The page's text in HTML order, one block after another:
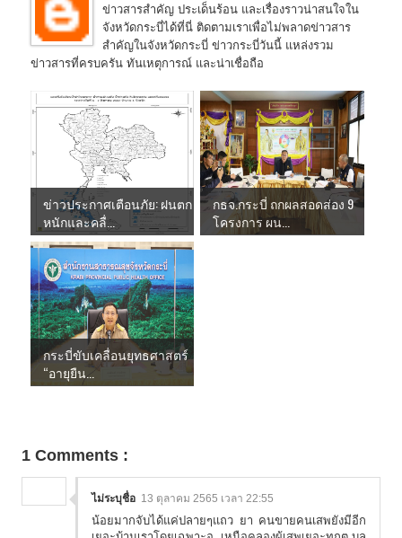
ข่าวสารสำคัญ ประเด็นร้อน และเรื่องราวน่าสนใจใน
จังหวัดกระบี่ได้ที่นี่ ติดตามเราเพื่อไม่พลาดข่าวสาร
สำคัญในจังหวัดกระบี่ ข่าวกระบี่วันนี้ แหล่งรวม
ข่าวสารที่ครบครัน ทันเหตุการณ์ และน่าเชื่อถือ
ข่าวประกาศเตือนภัย: ฝนตก
หนักและคลื่...
กธจ.กระบี่ ถกผลสอดส่อง 9
โครงการ ผน...
กระบี่ขับเคลื่อนยุทธศาสตร์
“อายุยืน...
1 Comments :
ไม่ระบุชื่อ 13 ตุลาคม 2565 เวลา 22:55
น้อยมากจับได้แค่ปลายๆแถว ยา คนขายคนเสพยังมีอีก